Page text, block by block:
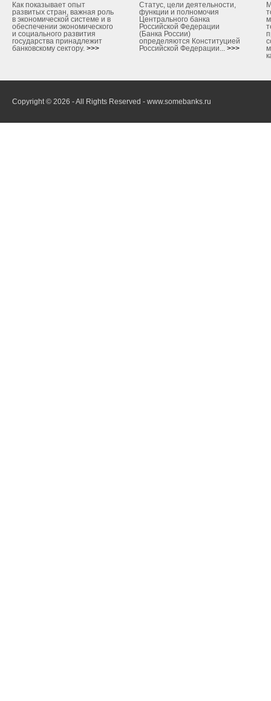
Как показывает опыт
развитых стран, важная роль
в экономической системе и в
обеспечении экономического
и социального развития
государства принадлежит
банковскому сектору. >>>
Статус, цели деятельности,
функции и полномочия
Центрального банка
Российской Федерации
(Банка России)
определяются Конституцией
Российской Федерации... >>>
Copyright © 2026 - All Rights Reserved - www.somebanks.ru